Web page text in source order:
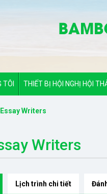
TÔI THIẾT BỊ HỘI NGHỊ HỘI
Writers
Writers
Lịch trình chi tiết